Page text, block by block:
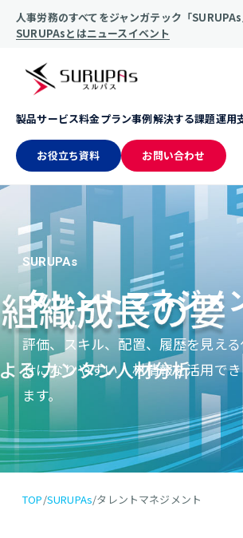
人事労務のすべてをジャンガテック「
SURUPAsとはニュースイベント
製品サービス料金プラン事例解決する課題運用
お役立ち資料 お問い合わせ
SURUPAs
タレントマネジメ
評価、スキル、配置、履歴を見え
せになりやすい人材情報を活用で
ます。
TOP/SURUPAs/タレントマネジメント